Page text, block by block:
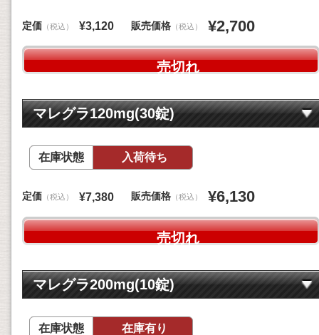
定価 （税込） ¥3,120 販売価格 （税込） ¥2,700
売切れ
マレグラ120mg(30錠)
在庫状態 入荷待ち
定価 （税込） ¥7,380 販売価格 （税込） ¥6,130
売切れ
マレグラ200mg(10錠)
在庫状態 在庫有り